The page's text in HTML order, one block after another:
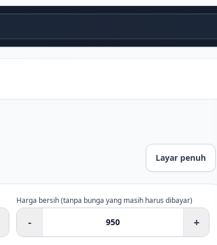
Layar penuh
Harga bersih (tanpa bunga yang masih harus dibayar)
- +